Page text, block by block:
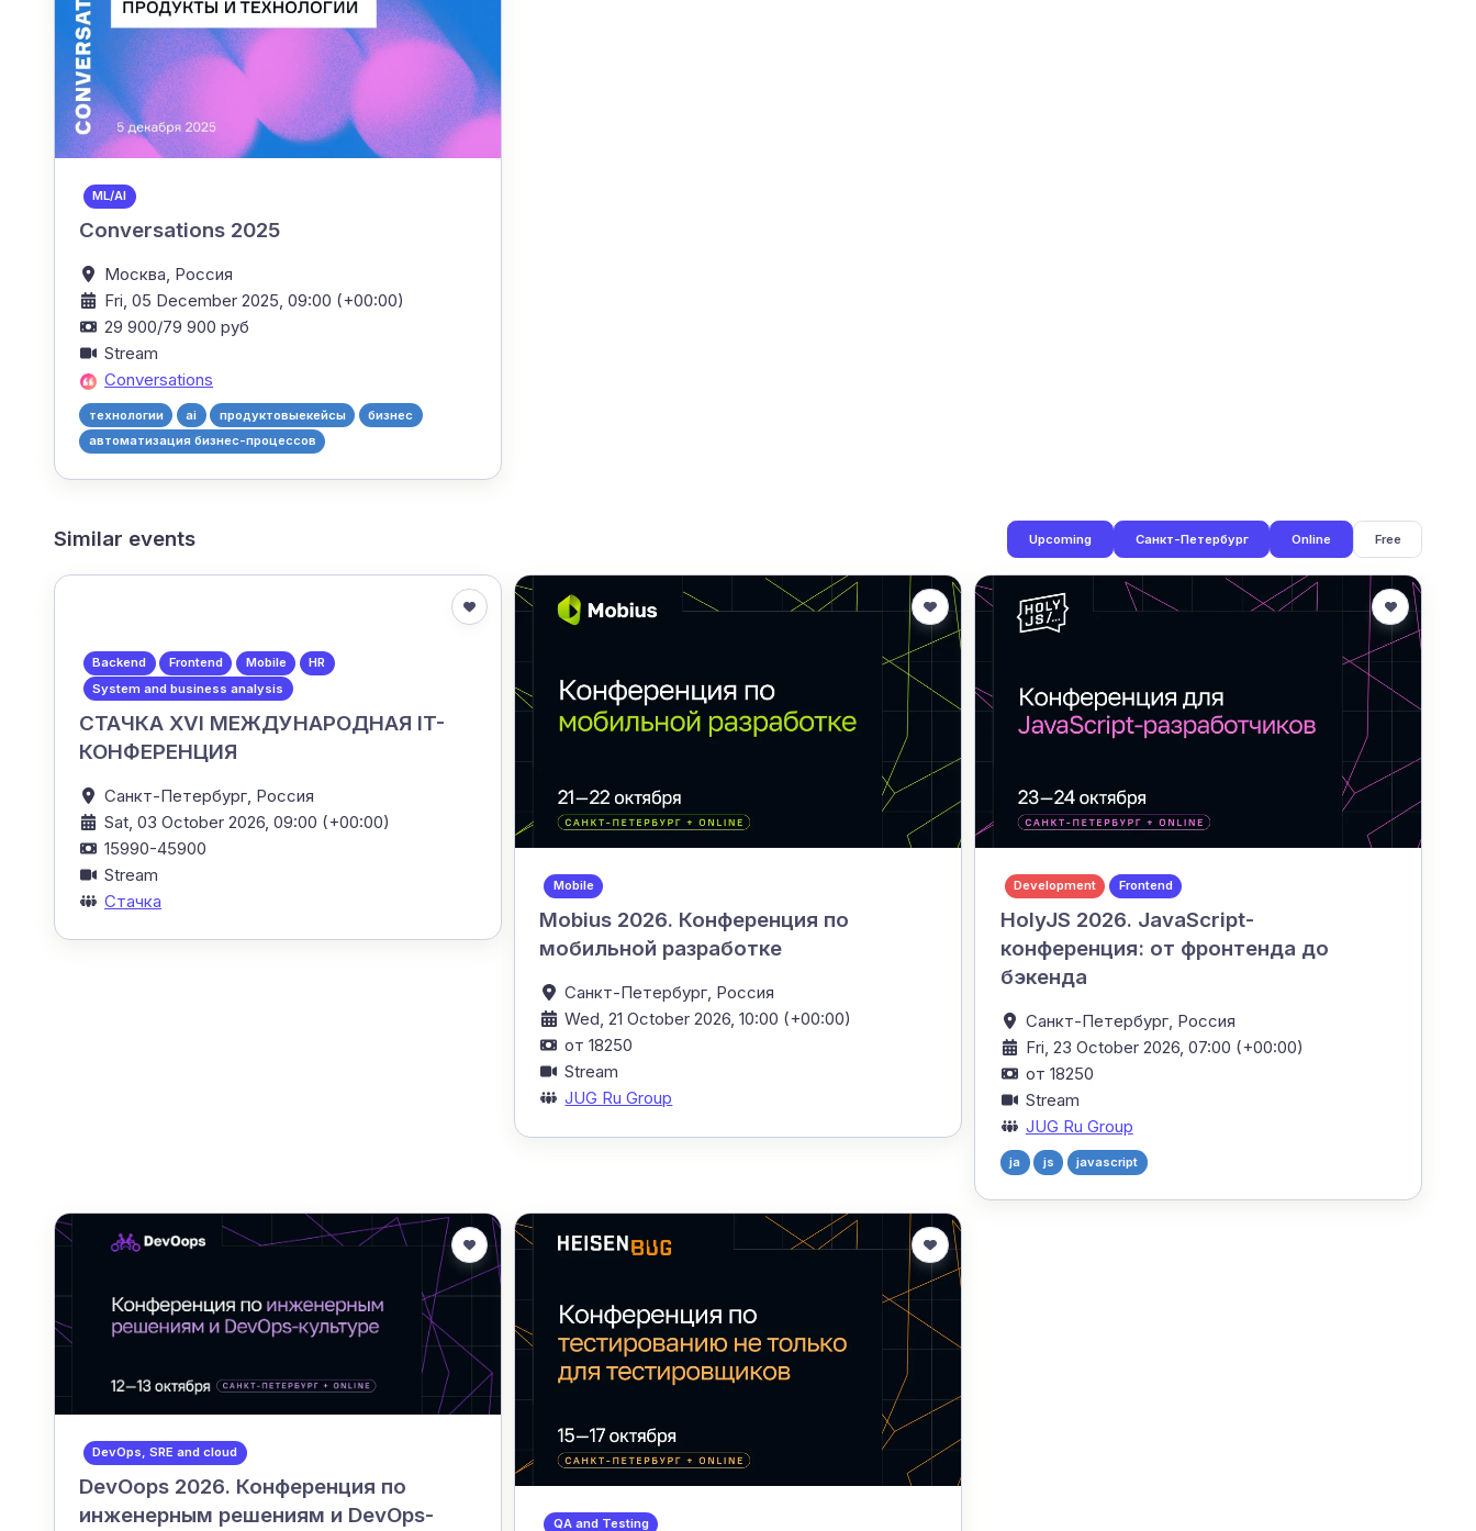
ML/AI
Conversations 2025
Москва, Россия
Fri, 05 December 2025, 09:00 (+00:00)
29 900/79 900 руб
Stream
Conversations
технологии ai продуктовыекейсы
бизнес
автоматизация бизнес-процессов
Similar events Upcoming Санкт-Петербург Online Free
Backend Frontend Mobile
HR
System and business analysis
СТАЧКА XVI МЕЖДУНАРОДНАЯ IT-
КОНФЕРЕНЦИЯ
Санкт-Петербург, Россия
Sat, 03 October 2026, 09:00 (+00:00)
15990-45900
Stream
Стачка
Mobile
Mobius 2026. Конференция по
мобильной разработке
Санкт-Петербург, Россия
Wed, 21 October 2026, 10:00 (+00:00)
от 18250
Stream
JUG Ru Group
Development Frontend
HolyJS 2026. JavaScript-
конференция: от фронтенда до
бэкенда
Санкт-Петербург, Россия
Fri, 23 October 2026, 07:00 (+00:00)
от 18250
Stream
JUG Ru Group
ja js javascript
DevOps, SRE and cloud
DevOops 2026. Конференция по
инженерным решениям и DevOps-
QA and Testing